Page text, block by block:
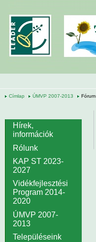
Címlap ÚMVP 2007-2013 Fórum
Hírek,
információk
Rólunk
KAP ST 2023-
2027
Vidékfejlesztési
Program 2014-
2020
ÚMVP 2007-
2013
Településeink